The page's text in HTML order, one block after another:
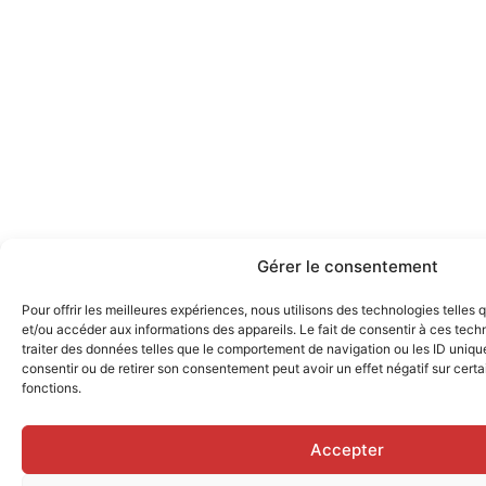
Gérer le consentement
Pour offrir les meilleures expériences, nous utilisons des technologies telles
et/ou accéder aux informations des appareils. Le fait de consentir à ces
traiter des données telles que le comportement de navigation ou les ID
consentir ou de retirer son consentement peut avoir un effet négatif sur
fonctions.
Accepter